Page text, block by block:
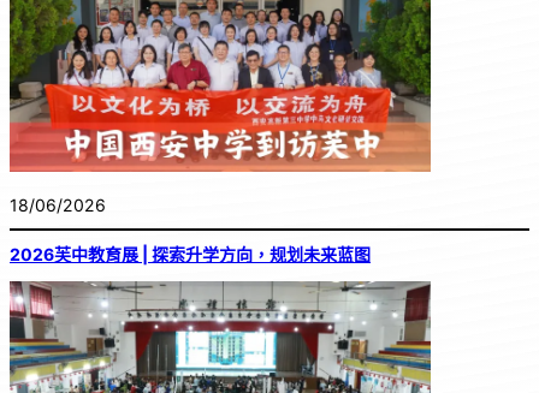
18/06/2026
2026芙中教育展 | 探索升学方向，规划未来蓝图